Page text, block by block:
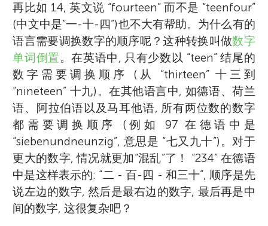
再比如 14, 英文说 “fourteen” 而不是 “teenfour”
(中文中是“一-十-四”)也不大有帮助。为什么有的
语言需要调换数字的顺序呢？这种转换叫做数字
单词倒置。在英语中, 只有少数以 “teen” 结尾的
数字需要调换顺序 (从 “thirteen” 十三到
“nineteen” 十九)。在其他语言中, 如德语、荷兰
语、阿拉伯语以及马耳他语, 所有两位数的数字
都需要调换顺序 (例如 97 在德语中是
“siebenundneunzig”, 意思是 “七又九十”)。对于
更大的数字, 情况就更加“混乱”了！ “234” 在德语
中是这样表示的: “二 - 百-四 - 和三十”, 顺序是先
说左边的数字, 然后是最右边的数字, 最后再是中
间的数字, 这很复杂吧？